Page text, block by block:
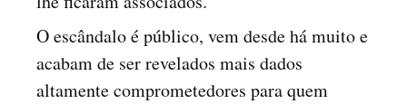
O escândalo é público, vem desde há muito e
acabam de ser revelados mais dados
altamente comprometedores para quem